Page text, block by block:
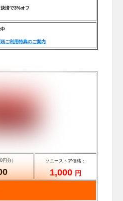
済で3%オフ
ご利用特典のご案内
分） ソニーストア価格：
1,000 円